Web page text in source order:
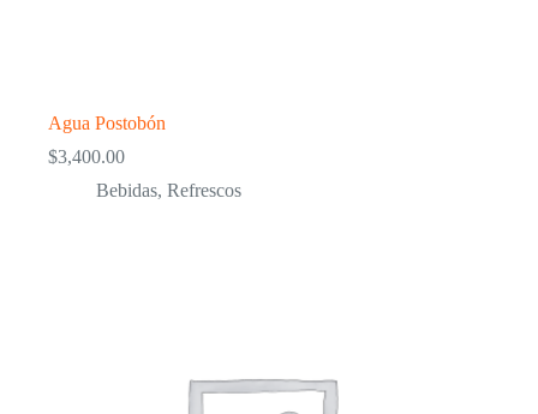
Agua Postobón
$3,400.00
Bebidas, Refrescos